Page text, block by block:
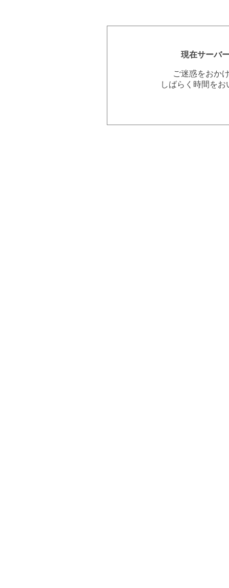
現在サーバ
ご迷惑をおか
しばらく時間を